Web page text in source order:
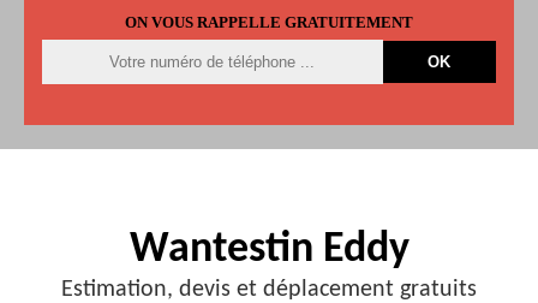
ON VOUS RAPPELLE GRATUITEMENT
Wantestin Eddy
Estimation, devis et déplacement gratuits